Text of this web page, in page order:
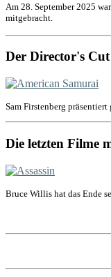
Am 28. September 2025
mitgebracht.
Der Director's
Sam Firstenberg
Die letzten Filme
Bruce Willis hat das Ende